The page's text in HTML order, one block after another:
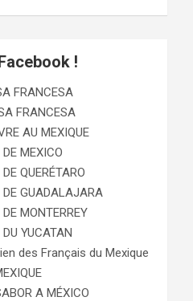
!
FRANCESA
FRANCESA
AU MEXIQUE
MEXICO
QUERÉTARO
DE GUADALAJARA
MONTERREY
YUCATAN
des Français du Mexique
A MÉXICO